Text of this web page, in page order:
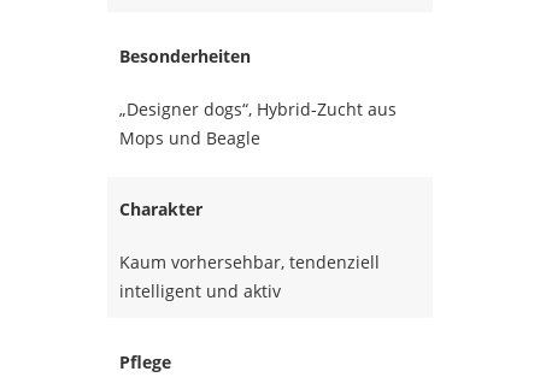
Besonderheiten
„Designer dogs“, Hybrid-Zucht aus
Mops und Beagle
Charakter
Kaum vorhersehbar, tendenziell
intelligent und aktiv
Pflege